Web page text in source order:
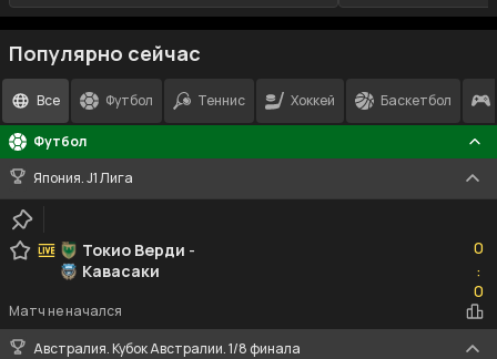
Популярно сейчас
Все Футбол Теннис Хоккей Баскетбол
Футбол
Япония. J1 Лига
Токио Верди -
Кавасаки
0
:0
0
Матч не начался
Австралия. Кубок Австралии. 1/8 финала